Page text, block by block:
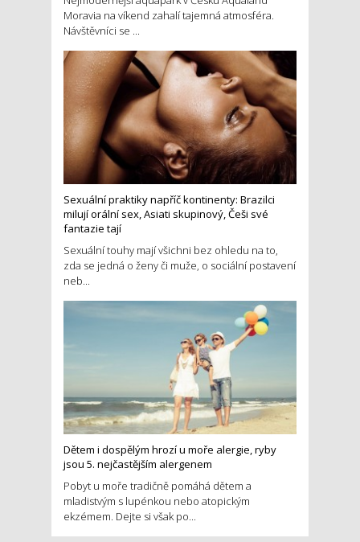
Moravia na víkend zahalí tajemná atmosféra.
Návštěvníci se ...
Sexuální praktiky napříč kontinenty: Brazilci
milují orální sex, Asiati skupinový, Češi své
fantazie tají
Sexuální touhy mají všichni bez ohledu na to,
zda se jedná o ženy či muže, o sociální postavení
neb...
Dětem i dospělým hrozí u moře alergie, ryby
jsou 5. nejčastějším alergenem
Pobyt u moře tradičně pomáhá dětem a
mladistvým s lupénkou nebo atopickým
ekzémem. Dejte si však po...